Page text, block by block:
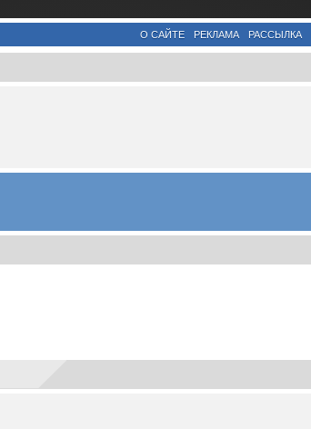
О САЙТЕ РЕКЛАМА РАССЫЛКА